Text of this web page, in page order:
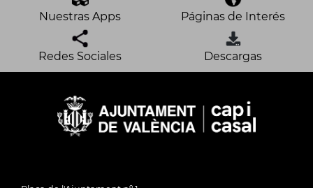
Nuestras Apps Páginas de Interés
Redes Sociales Descargas